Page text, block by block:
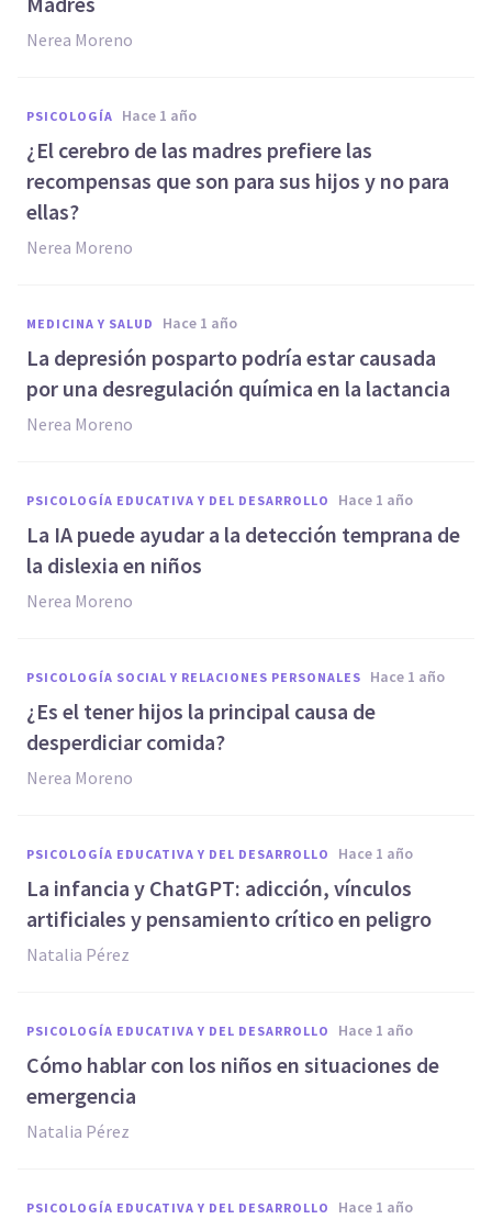
Nerea Moreno
PSICOLOGÍA hace 1 año
¿El cerebro de las madres prefiere las
recompensas que son para sus hijos y no para
ellas?
Nerea Moreno
MEDICINA Y SALUD hace 1 año
La depresión posparto podría estar causada
por una desregulación química en la lactancia
Nerea Moreno
PSICOLOGÍA EDUCATIVA Y DEL DESARROLLO hace 1 año
La IA puede ayudar a la detección temprana de
la dislexia en niños
Nerea Moreno
PSICOLOGÍA SOCIAL Y RELACIONES PERSONALES hace 1 año
¿Es el tener hijos la principal causa de
desperdiciar comida?
Nerea Moreno
PSICOLOGÍA EDUCATIVA Y DEL DESARROLLO hace 1 año
La infancia y ChatGPT: adicción, vínculos
artificiales y pensamiento crítico en peligro
Natalia Pérez
PSICOLOGÍA EDUCATIVA Y DEL DESARROLLO hace 1 año
Cómo hablar con los niños en situaciones de
emergencia
Natalia Pérez
PSICOLOGÍA EDUCATIVA Y DEL DESARROLLO hace 1 año